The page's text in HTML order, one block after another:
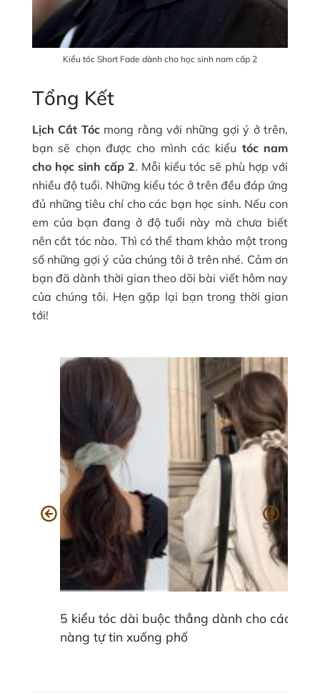
Kiểu tóc Short Fade dành cho học sinh nam cấp 2
Tổng Kết
Lịch Cắt Tócmong rằng với những gợi ý ở trên,
bạn sẽ chọn được cho mình các kiểu tóc nam
cho học sinh cấp 2. Mỗi kiểu tóc sẽ phù hợp với
nhiều độ tuổi. Những kiểu tóc ở trên đều đáp ứng
đủ những tiêu chí cho các bạn học sinh. Nếu con
em của bạn đang ở độ tuổi này mà chưa biết
nên cắt tóc nào. Thì có thể tham khảo một trong
số những gợi ý của chúng tôi ở trên nhé. Cảm ơn
bạn đã dành thời gian theo dõi bài viết hôm nay
của chúng tôi. Hẹn gặp lại bạn trong thời gian
tới!
5 kiểu tóc dài buộc thẳng dành cho các
nàng tự tin xuống phố